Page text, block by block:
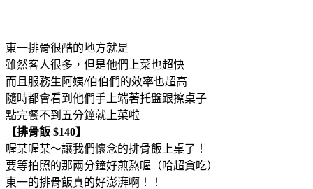
東一排骨很酷的地方就是
雖然客人很多，但是他們上菜也超快
而且服務生阿姨/伯伯們的效率也超高
隨時都會看到他們手上端著托盤跟擦桌子
點完餐不到五分鐘就上菜啦
【排骨飯 $140】
喔某喔某～讓我們懷念的排骨飯上桌了！
要等拍照的那兩分鐘好煎熬喔（哈超貪吃）
東一的排骨飯真的好澎湃啊！！